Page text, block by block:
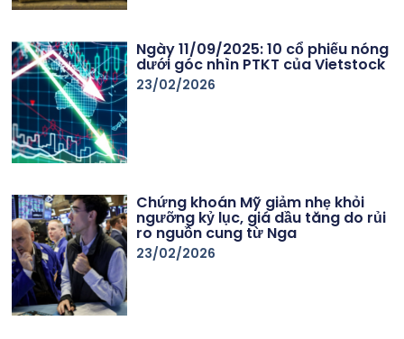
Ngày 11/09/2025: 10 cổ phiếu nóng
dưới góc nhìn PTKT của Vietstock
23/02/2026
Chứng khoán Mỹ giảm nhẹ khỏi
ngưỡng kỷ lục, giá dầu tăng do rủi
ro nguồn cung từ Nga
23/02/2026